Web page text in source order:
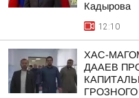
Кадырова
12:10
ХАС-
ДААЕВ
ГРОЗНОГО